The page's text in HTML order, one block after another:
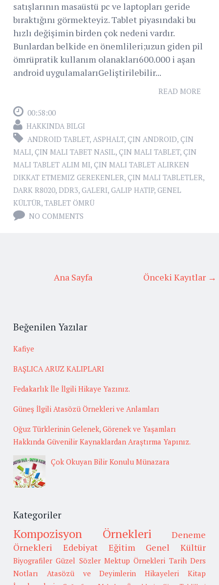
satışlarının masaüstü pc ve laptopları geride
bıraktığını görmekteyiz. Tablet piyasındaki bu
hızlı değişimin birden çok nedeni vardır.
Bunlardan belkide en önemlileri;uzun giden pil
ömrüpratik kullanım olanakları600.000 i aşan
android uygulamalarıGeliştirilebilir...
READ MORE
00:58:00
HAKKINDA BILGI
ANDROID TABLET, ASPHALT, ÇIN ANDROID, ÇIN
MALI, ÇIN MALI TABET NASIL, ÇIN MALI TABLET, ÇIN
MALI TABLET ALIM MI, ÇIN MALI TABLET ALIRKEN
DIKKAT ETMEMIZ GEREKENLER, ÇIN MALI TABLETLER,
DARK R8020, DDR3, GALERI, GALIP HATIP, GENEL
KÜLTÜR, TABLET ÖMRÜ
NO COMMENTS
Önceki Kayıtlar →
Ana Sayfa
Beğenilen Yazılar
Kafiye
BAŞLICA ARUZ KALIPLARI
Fedakarlık İle İlgili Hikaye Yazınız.
Güneş İlgili Atasözü Örnekleri ve Anlamları
Oğuz Türklerinin Gelenek, Görenek ve Yaşamları
Hakkında Güvenilir Kaynaklardan Araştırma Yapınız.
Çok Okuyan Bilir Konulu Münazara
Kategoriler
Kompozisyon Örnekleri
Deneme
Örnekleri
Edebiyat Eğitim Genel Kültür
Biyografiler Güzel Sözler Mektup Örnekleri Tarih Ders
Notları
Atasözü ve Deyimlerin Hikayeleri
Kitap